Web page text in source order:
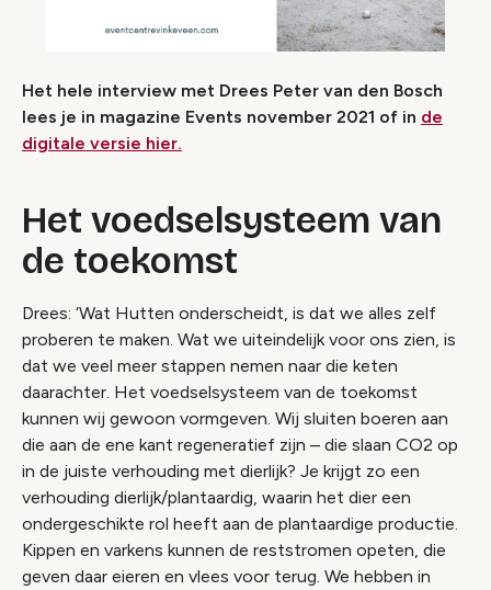
Het hele interview met Drees Peter van den Bosch
lees je in magazine Events november 2021 of in de
digitale versie hier.
Het voedselsysteem van
de toekomst
Drees: ‘Wat Hutten onderscheidt, is dat we alles zelf
proberen te maken. Wat we uiteindelijk voor ons zien, is
dat we veel meer stappen nemen naar die keten
daarachter. Het voedselsysteem van de toekomst
kunnen wij gewoon vormgeven. Wij sluiten boeren aan
die aan de ene kant regeneratief zijn – die slaan CO2 op
in de juiste verhouding met dierlijk? Je krijgt zo een
verhouding dierlijk/plantaardig, waarin het dier een
ondergeschikte rol heeft aan de plantaardige productie.
Kippen en varkens kunnen de reststromen opeten, die
geven daar eieren en vlees voor terug. We hebben in